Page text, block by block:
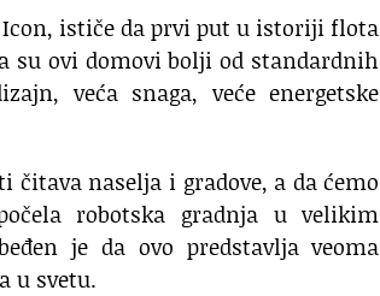
ističe da prvi put u istoriji flota
su ovi domovi bolji od standardnih
veća snaga, veće energetske
naselja i gradove, a da ćemo
robotska gradnja u velikim
je da ovo predstavlja veoma
u svetu.